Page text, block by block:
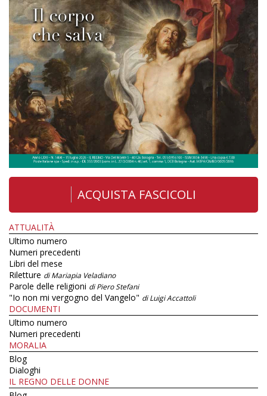
ACQUISTA FASCICOLI
ATTUALITÀ
Ultimo numero
Numeri precedenti
Libri del mese
Riletture di Mariapia Veladiano
Parole delle religioni di Piero Stefani
"Io non mi vergogno del Vangelo" di Luigi Accattoli
DOCUMENTI
Ultimo numero
Numeri precedenti
MORALIA
Blog
Dialoghi
IL REGNO DELLE DONNE